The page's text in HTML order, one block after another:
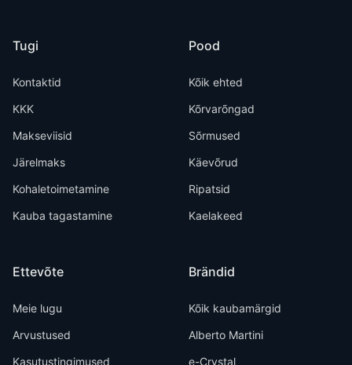
Tugi
Kontaktid
KKK
Makseviisid
Järelmaks
Kohaletoimetamine
Kauba tagastamine
Ettevõte
Meie lugu
Arvustused
Kasutustingimused
Pood
Kõik ehted
Kõrvarõngad
Sõrmused
Käevõrud
Ripatsid
Kaelakeed
Brändid
Kõik kaubamärgid
Alberto Martini
e-Crystal